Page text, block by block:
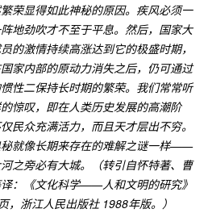
荣显得如此神秘的原因。疾风必须一
地劲吹才不至于平息。然后，国家大
的激情持续高涨达到它的极盛时期，
家内部的原动力消失之后，仍可通过
性二保持长时期的繁荣。我们常常听
惊叹，即在人类历史发展的高潮阶
民众充满活力，而且天才层出不穷。
就像长期来存在的难解之谜一样——
之旁必有大城。（转引自怀特著、曹
：《文化科学——人和文明的研究》
，浙江人民出版社 1988年版。）